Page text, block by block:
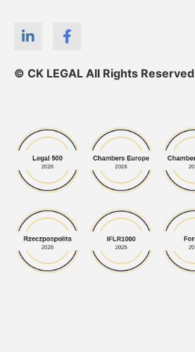
© CK LEGAL All Rights Reserved